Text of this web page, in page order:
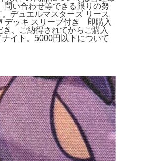
い合わせ等できる限りの努
デュエルマスターズ リース
デッキ スリーブ付き 即購入
、ご納得されてからご購入
イト。5000円以下について